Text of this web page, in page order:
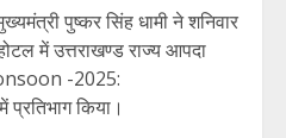
पुष्कर सिंह धामी ने शनिवार
में उत्तराखण्ड राज्य आपदा
-2025:
किया।